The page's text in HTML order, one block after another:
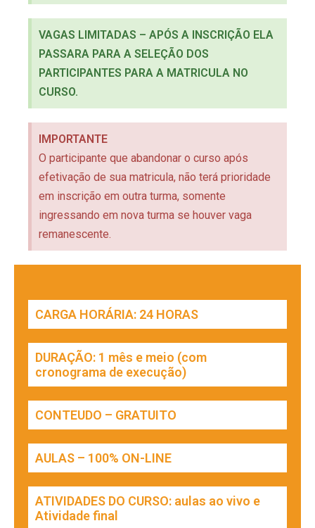
VAGAS LIMITADAS – APÓS A INSCRIÇÃO ELA
PASSARA PARA A SELEÇÃO DOS
PARTICIPANTES PARA A MATRICULA NO
CURSO.
IMPORTANTE
O participante que abandonar o curso após
efetivação de sua matricula, não terá prioridade
em inscrição em outra turma, somente
ingressando em nova turma se houver vaga
remanescente.
CARGA HORÁRIA: 24 HORAS
DURAÇÃO: 1 mês e meio (com
cronograma de execução)
CONTEUDO – GRATUITO
AULAS – 100% ON-LINE
ATIVIDADES DO CURSO: aulas ao vivo e
Atividade final